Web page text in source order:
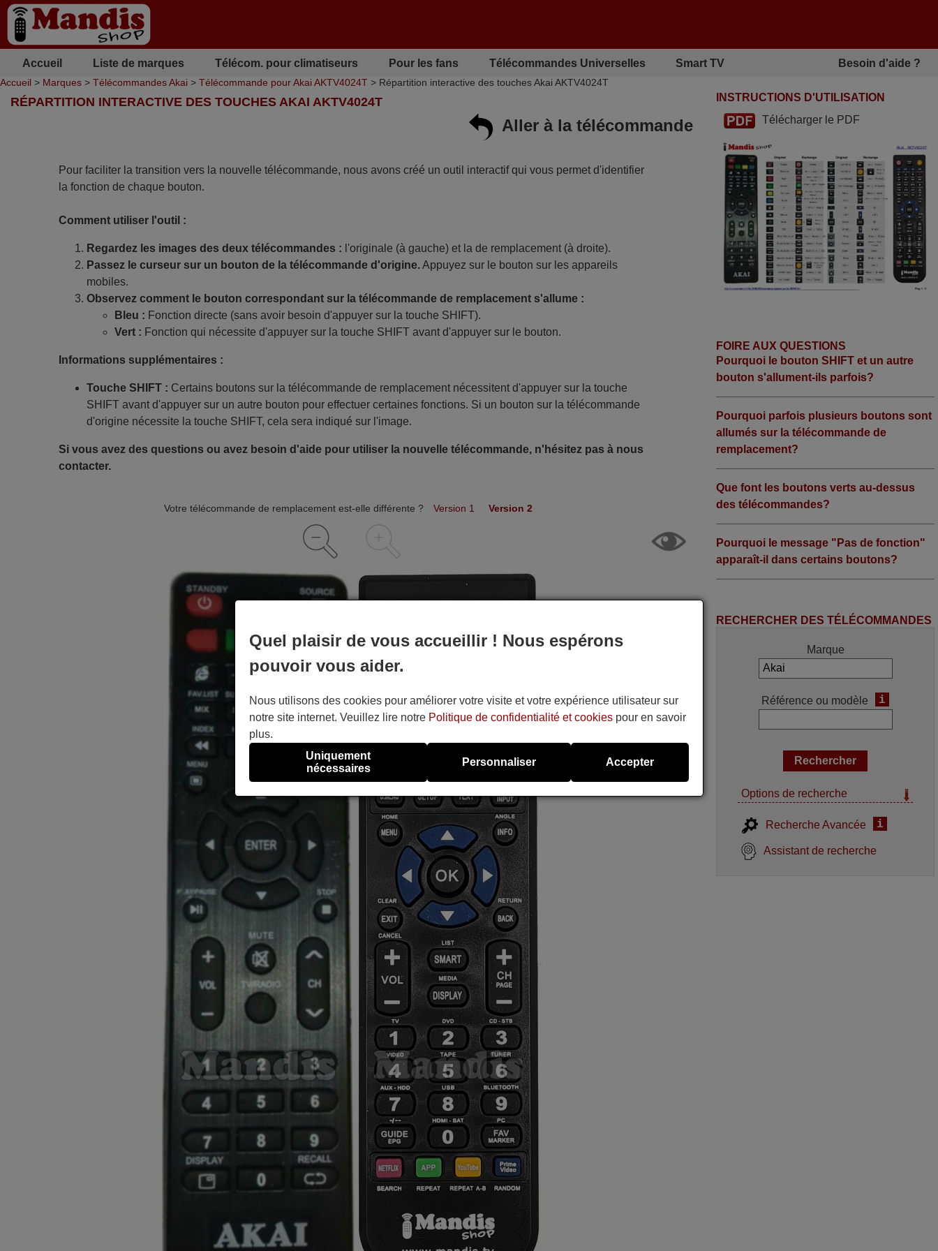
Accueil Liste de marques Télécom. pour climatiseurs Pour les fans Télécommandes Universelles Smart TV Besoin d'aide ?
Accueil > Marques > Télécommandes Akai > Télécommande pour Akai AKTV4024T > Répartition interactive des touches Akai AKTV4024T
RÉPARTITION INTERACTIVE DES TOUCHES AKAI AKTV4024T
Aller à la télécommande
Pour faciliter la transition vers la nouvelle télécommande, nous avons créé un outil interactif qui vous permet d'identifier
la fonction de chaque bouton.
Comment utiliser l'outil :
Regardez les images des deux télécommandes : l'originale (à gauche) et la de remplacement (à droite).
Passez le curseur sur un bouton de la télécommande d'origine.Appuyez sur le bouton sur les appareils
mobiles.
Observez comment le bouton correspondant sur la télécommande de remplacement s'allume :
Bleu : Fonction directe (sans avoir besoin d'appuyer sur la touche SHIFT).
Vert : Fonction qui nécessite d'appuyer sur la touche SHIFT avant d'appuyer sur le bouton.
Informations supplémentaires :
Touche SHIFT : Certains boutons sur la télécommande de remplacement nécessitent d'appuyer sur la touche
SHIFT avant d'appuyer sur un autre bouton pour effectuer certaines fonctions. Si un bouton sur la télécommande
d'origine nécessite la touche SHIFT, cela sera indiqué sur l'image.
Si vous avez des questions ou avez besoin d'aide pour utiliser la nouvelle télécommande, n'hésitez pas à nous
contacter.
Votre télécommande de remplacement est-elle différente ? Version 1 Version 2
INSTRUCTIONS D'UTILISATION
Télécharger le PDF
FOIRE AUX QUESTIONS
Pourquoi le bouton SHIFT et un autre
bouton s'allument-ils parfois?
Pourquoi parfois plusieurs boutons sont
allumés sur la télécommande de
remplacement?
Que font les boutons verts au-dessus
des télécommandes?
Pourquoi le message "Pas de fonction"
apparaît-il dans certains boutons?
RECHERCHER DES TÉLÉCOMMANDES
Marque
Référence ou modèle i
Options de recherche
Recherche Avancée i
Assistant de recherche
Quel plaisir de vous accueillir ! Nous espérons
pouvoir vous aider.
Nous utilisons des cookies pour améliorer votre visite et votre expérience utilisateur sur
notre site internet. Veuillez lire notre Politique de confidentialité et cookies pour en savoir
plus.
Uniquement
nécessaires
Personnaliser Accepter